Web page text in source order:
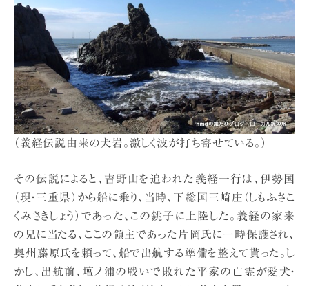
（義経伝説由来の犬岩。激しく波が打ち寄せている。）
その伝説によると、吉野山を追われた義経一行は、伊勢国
（現・三重県）から船に乗り、当時、下総国三崎庄（しもふさこ
くみさきしょう）であった、この銚子に上陸した。義経の家来
の兄に当たる、ここの領主であった片岡氏に一時保護され、
奥州藤原氏を頼って、船で出航する準備を整えて貰った。し
かし、出航前、壇ノ浦の戦いで敗れた平家の亡霊が愛犬・